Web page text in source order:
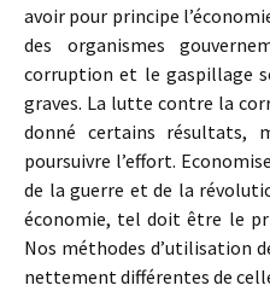
avoir pour principe
des organismes
corruption et le gaspillage
graves. La lutte contre la
donné certains résultats,
poursuivre l’effort.
de la guerre et de la
économie, tel doit être le
Nos méthodes d’utilisa­tion
nettement différentes de